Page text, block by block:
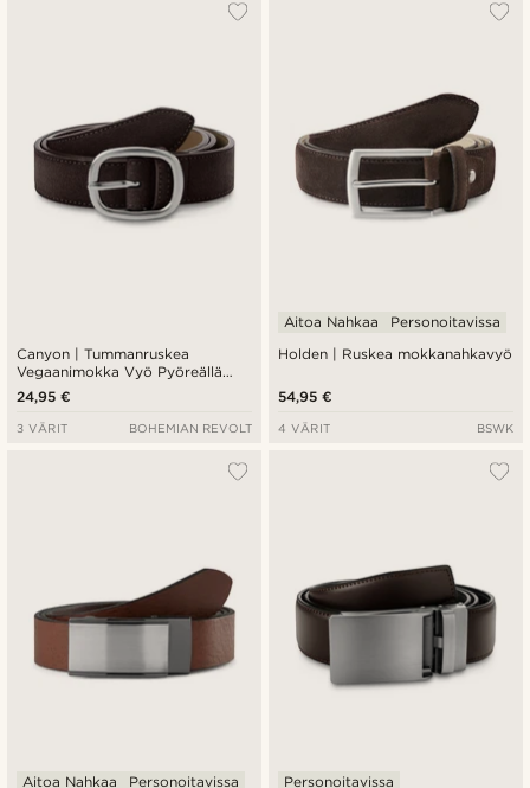
Canyon | Tummanruskea
Vegaanimokka Vyö Pyöreällä
Soljella
24,95 €
3 VÄRIT BOHEMIAN REVOLT
Holden | Ruskea mokkanahkavyö
Aitoa Nahkaa Personoitavissa
54,95 €
4 VÄRIT BSWK
Aitoa Nahkaa Personoitavissa Personoitavissa